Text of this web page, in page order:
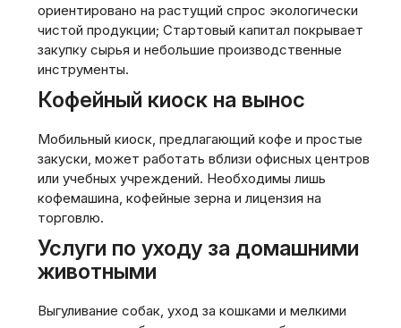
ориентировано на растущий спрос экологически
чистой продукции; Стартовый капитал покрывает
закупку сырья и небольшие производственные
инструменты.
Кофейный киоск на вынос
Мобильный киоск, предлагающий кофе и простые
закуски, может работать вблизи офисных центров
или учебных учреждений. Необходимы лишь
кофемашина, кофейные зерна и лицензия на
торговлю.
Услуги по уходу за домашними
животными
Выгуливание собак, уход за кошками и мелкими